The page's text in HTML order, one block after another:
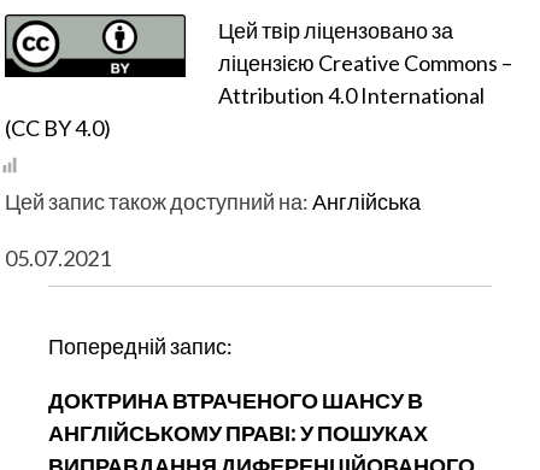
Цей твір ліцензовано за
ліцензією Creative Commons –
Attribution 4.0 International
(CC BY 4.0)
Цей запис також доступний на:Англійська
05.07.2021
Н
в
і
Попередній запис:
ДОКТРИНА ВТРАЧЕНОГО ШАНСУ В
АНГЛІЙСЬКОМУ ПРАВІ: У ПОШУКАХ
ВИПРАВДАННЯ ДИФЕРЕНЦІЙОВАНОГО